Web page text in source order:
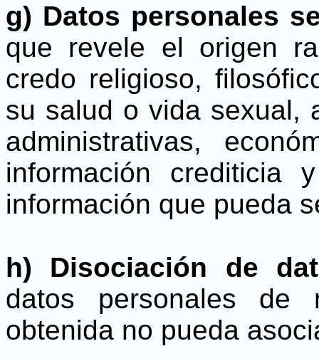
g) Datos personales
que revele el origen
credo religioso,
su salud o vida sexual,
administrativas,
información crediticia
información que pueda
h) Disociación de
datos personales de
obtenida no pueda